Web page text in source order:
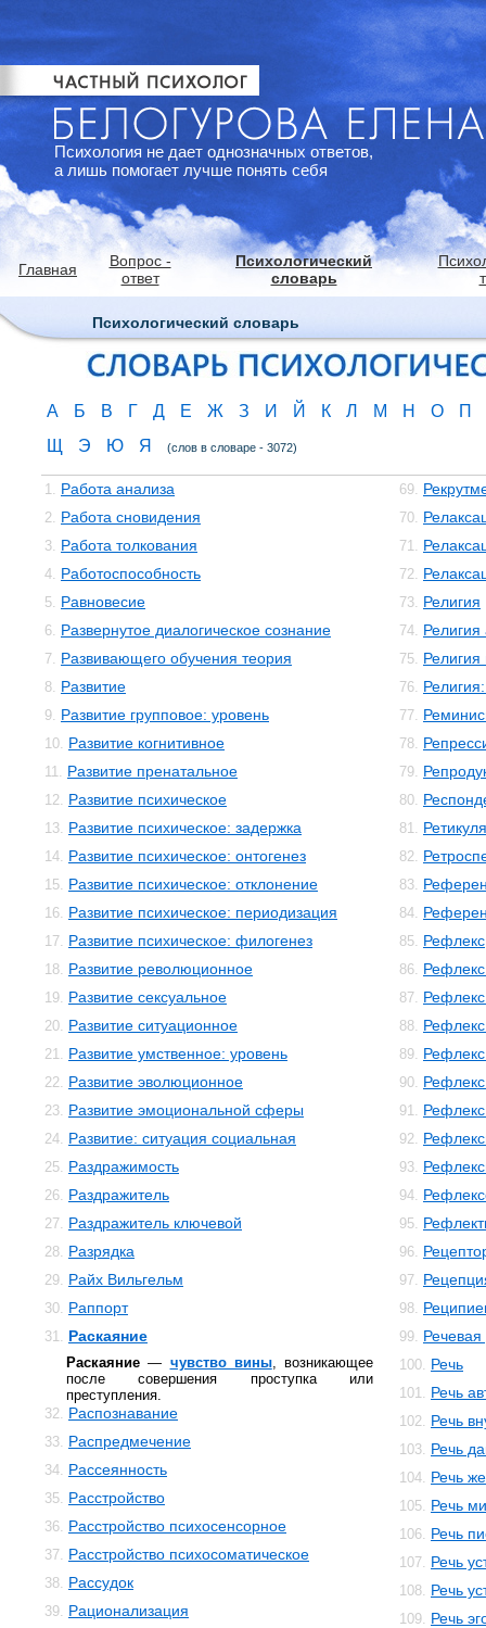
Психология не дает однозначных ответов,
а лишь помогает лучше понять себя
Главная
Вопрос -
ответ
Психологический
словарь
Психологический словарь
А Б В Г Д Е Ж З И Й К Л М Н О
П
Щ
Э Ю Я (слов в словаре - 3072)
1. Работа анализа
2. Работа сновидения
3. Работа толкования
4. Работоспособность
5. Равновесие
6. Развернутое диалогическое сознание
7. Развивающего обучения теория
8. Развитие
9. Развитие групповое: уровень
10. Развитие когнитивное
11. Развитие пренатальное
12. Развитие психическое
13. Развитие психическое: задержка
14. Развитие психическое: онтогенез
15. Развитие психическое: отклонение
16. Развитие психическое: периодизация
17. Развитие психическое: филогенез
18. Развитие революционное
19. Развитие сексуальное
20. Развитие ситуационное
21. Развитие умственное: уровень
22. Развитие эволюционное
23. Развитие эмоциональной сферы
24. Развитие: ситуация социальная
25. Раздражимость
26. Раздражитель
27. Раздражитель ключевой
28. Разрядка
29. Райх Вильгельм
30. Раппорт
31. Раскаяние
Раскаяние — чувство вины, возникающее
после совершения проступка или
преступления.
32. Распознавание
33. Распредмечение
34. Рассеянность
35. Расстройство
36. Расстройство психосенсорное
37. Расстройство психосоматическое
38. Рассудок
39. Рационализация
69.
70.
71.
72.
73. Религия
74. Религия
75. Религия
76.
77.
78.
79.
80.
81.
82.
83.
84.
85. Рефлекс
86.
87.
88.
89.
90.
91.
92.
93.
94.
95.
96.
97.
98.
99. Речевая
100. Речь
101. Речь
102. Речь
103. Речь
104. Речь
105. Речь
106. Речь
107. Речь
108. Речь
109. Речь